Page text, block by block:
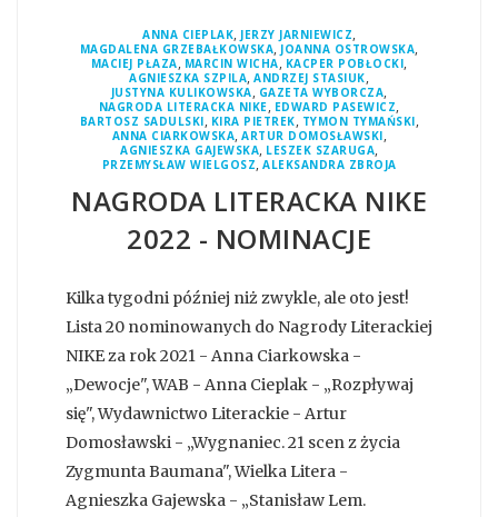
ANNA CIEPLAK, JERZY JARNIEWICZ,
MAGDALENA GRZEBAŁKOWSKA,JOANNA OSTROWSKA,
MACIEJ PŁAZA, MARCIN WICHA, KACPER POBŁOCKI,
AGNIESZKA SZPILA,ANDRZEJ STASIUK,
JUSTYNA KULIKOWSKA, GAZETA WYBORCZA,
NAGRODA LITERACKA NIKE, EDWARD PASEWICZ,
BARTOSZ SADULSKI, KIRA PIETREK, TYMON TYMAŃSKI,
ANNA CIARKOWSKA, ARTUR DOMOSŁAWSKI,
AGNIESZKA GAJEWSKA, LESZEK SZARUGA,
PRZEMYSŁAW WIELGOSZ, ALEKSANDRA ZBROJA
NAGRODA LITERACKA NIKE
2022 - NOMINACJE
Kilka tygodni później niż zwykle, ale oto jest!
Lista 20 nominowanych do Nagrody Literackiej
NIKE za rok 2021 - Anna Ciarkowska -
„Dewocje", WAB - Anna Cieplak - „Rozpływaj
się", Wydawnictwo Literackie - Artur
Domosławski - „Wygnaniec. 21 scen z życia
Zygmunta Baumana", Wielka Litera -
Agnieszka Gajewska - „Stanisław Lem.